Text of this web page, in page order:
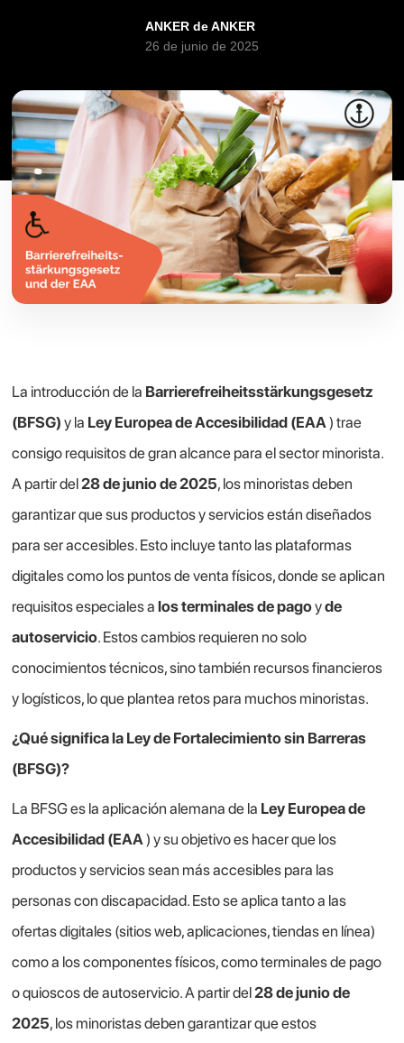
ANKER de ANKER
26 de junio de 2025
La introducción de la Barrierefreiheitsstärkungsgesetz
(BFSG) y la Ley Europea de Accesibilidad (EAA ) trae
consigo requisitos de gran alcance para el sector minorista.
A partir del28 de junio de 2025, los minoristas deben
garantizar que sus productos y servicios están diseñados
para ser accesibles. Esto incluye tanto las plataformas
digitales como los puntos de venta físicos, donde se aplican
requisitos especiales alos terminales de pagoyde
autoservicio. Estos cambios requieren no solo
conocimientos técnicos, sino también recursos financieros
y logísticos, lo que plantea retos para muchos minoristas.
¿Qué significa la Ley de Fortalecimiento sin Barreras
(BFSG)?
La BFSG es la aplicación alemana de la Ley Europea de
Accesibilidad (EAA ) y su objetivo es hacer que los
productos y servicios sean más accesibles para las
personas con discapacidad. Esto se aplica tanto a las
ofertas digitales (sitios web, aplicaciones, tiendas en línea)
como a los componentes físicos, como terminales de pago
o quioscos de autoservicio. A partir del28 de junio de
2025, los minoristas deben garantizar que estos